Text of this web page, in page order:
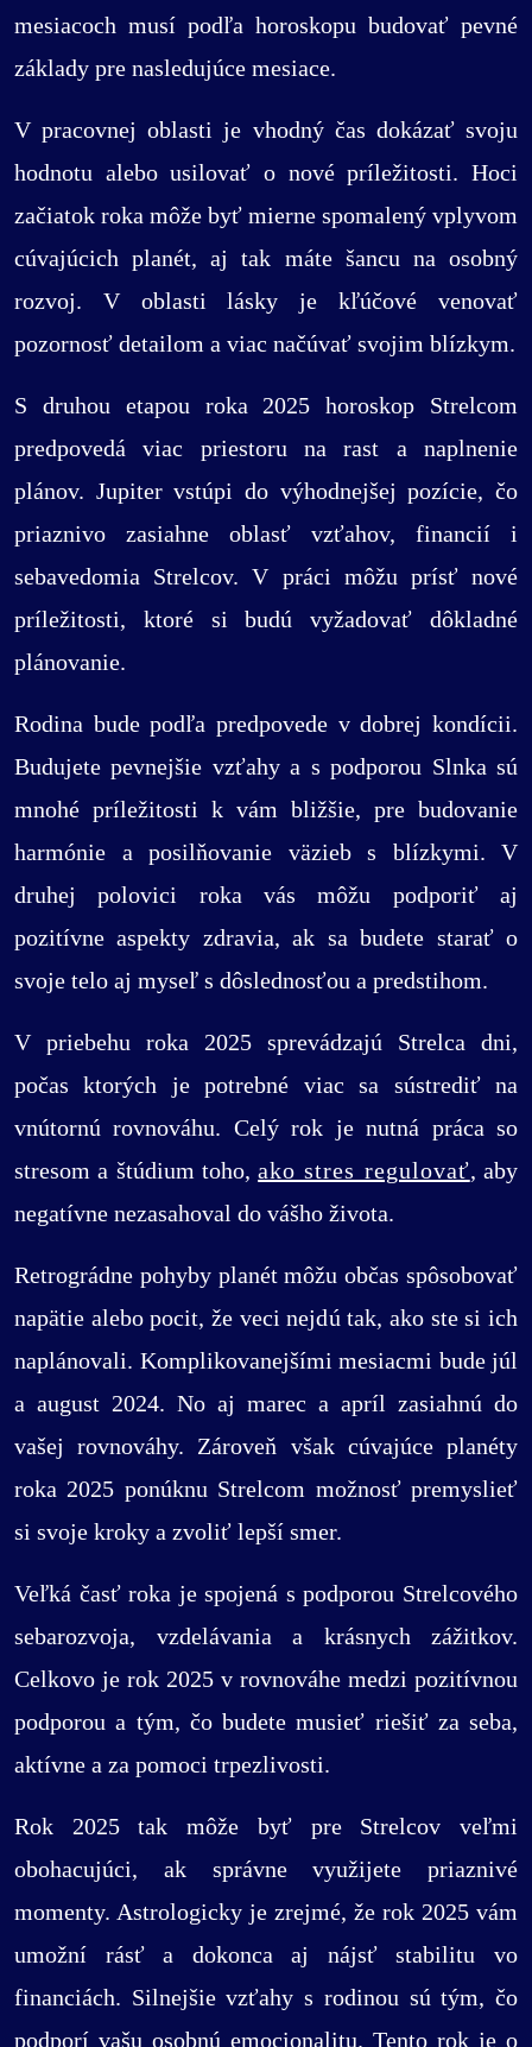
mesiacoch musí podľa horoskopu budovať pevné
základy pre nasledujúce mesiace.
V pracovnej oblasti je vhodný čas dokázať svoju
hodnotu alebo usilovať o nové príležitosti. Hoci
začiatok roka môže byť mierne spomalený vplyvom
cúvajúcich planét, aj tak máte šancu na osobný
rozvoj. V oblasti lásky je kľúčové venovať
pozornosť detailom a viac načúvať svojim blízkym.
S druhou etapou roka 2025 horoskop Strelcom
predpovedá viac priestoru na rast a naplnenie
plánov. Jupiter vstúpi do výhodnejšej pozície, čo
priaznivo zasiahne oblasť vzťahov, financií i
sebavedomia Strelcov. V práci môžu prísť nové
príležitosti, ktoré si budú vyžadovať dôkladné
plánovanie.
Rodina bude podľa predpovede v dobrej kondícii.
Budujete pevnejšie vzťahy a s podporou Slnka sú
mnohé príležitosti k vám bližšie, pre budovanie
harmónie a posilňovanie väzieb s blízkymi. V
druhej polovici roka vás môžu podporiť aj
pozitívne aspekty zdravia, ak sa budete starať o
svoje telo aj myseľ s dôslednosťou a predstihom.
V priebehu roka 2025 sprevádzajú Strelca dni,
počas ktorých je potrebné viac sa sústrediť na
vnútornú rovnováhu. Celý rok je nutná práca so
stresom a štúdium toho,ako stres regulovať, aby
negatívne nezasahoval do vášho života.
Retrográdne pohyby planét môžu občas spôsobovať
napätie alebo pocit, že veci nejdú tak, ako ste si ich
naplánovali. Komplikovanejšími mesiacmi bude júl
a august 2024. No aj marec a apríl zasiahnú do
vašej rovnováhy. Zároveň však cúvajúce planéty
roka 2025 ponúknu Strelcom možnosť premyslieť
si svoje kroky a zvoliť lepší smer.
Veľká časť roka je spojená s podporou Strelcového
sebarozvoja, vzdelávania a krásnych zážitkov.
Celkovo je rok 2025 v rovnováhe medzi pozitívnou
podporou a tým, čo budete musieť riešiť za seba,
aktívne a za pomoci trpezlivosti.
Rok 2025 tak môže byť pre Strelcov veľmi
obohacujúci, ak správne využijete priaznivé
momenty. Astrologicky je zrejmé, že rok 2025 vám
umožní rásť a dokonca aj nájsť stabilitu vo
financiách. Silnejšie vzťahy s rodinou sú tým, čo
podporí vašu osobnú emocionalitu. Tento rok je o